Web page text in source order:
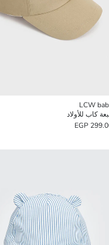
LCW
كاب للأولاد
299.00